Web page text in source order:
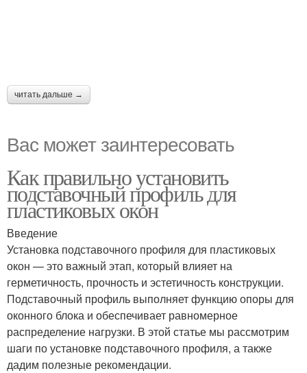
читать дальше →
Вас может заинтересовать
Как правильно установить
подставочный профиль для
пластиковых окон
Введение
Установка подставочного профиля для пластиковых
окон — это важный этап, который влияет на
герметичность, прочность и эстетичность конструкции.
Подставочный профиль выполняет функцию опоры для
оконного блока и обеспечивает равномерное
распределение нагрузки. В этой статье мы рассмотрим
шаги по установке подставочного профиля, а также
дадим полезные рекомендации.